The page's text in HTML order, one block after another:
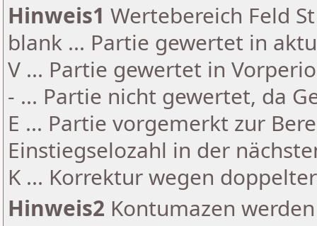
Hinweis1 Wertebereich Feld
blank ... Partie gewertet in
V ... Partie gewertet in
- ... Partie nicht gewertet, da
E ... Partie vorgemerkt zur
Einstiegselozahl in der
K ... Korrektur wegen
Hinweis2 Kontumazen